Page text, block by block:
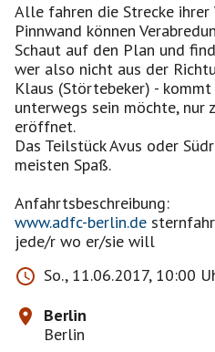
Alle fahren die Strecke ihrer
Pinnwand können
Schaut auf den Plan und
wer also nicht aus der
Klaus (Störtebeker) -
unterwegs sein möchte, nur
eröffnet.
Das Teilstück Avus oder
meisten Spaß.
www.adfc-berlin.de
jede/r wo er/sie will
So., 11.06.2017, 10:00
Berlin
Berlin